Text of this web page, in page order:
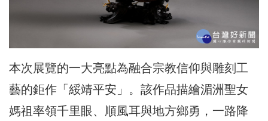
本次展覽的一大亮點為融合宗教信仰與雕刻工
藝的鉅作「綏靖平安」。該作品描繪湄洲聖女
媽祖率領千里眼、順風耳與地方鄉勇，一路降